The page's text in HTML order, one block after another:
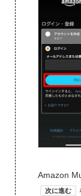
Amazon
次に進む